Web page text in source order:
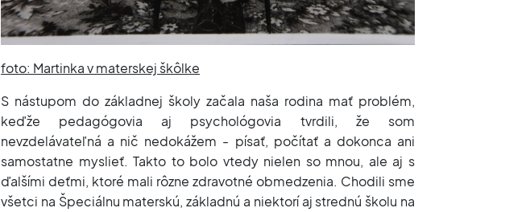
foto: Martinka v materskej škôlke
S nástupom do základnej školy začala naša rodina mať problém,
keďže pedagógovia aj psychológovia tvrdili, že som
nevzdelávateľná a nič nedokážem - písať, počítať a dokonca ani
samostatne myslieť. Takto to bolo vtedy nielen so mnou, ale aj s
ďalšími deťmi, ktoré mali rôzne zdravotné obmedzenia. Chodili sme
všetci na Špeciálnu materskú, základnú a niektorí aj strednú školu na